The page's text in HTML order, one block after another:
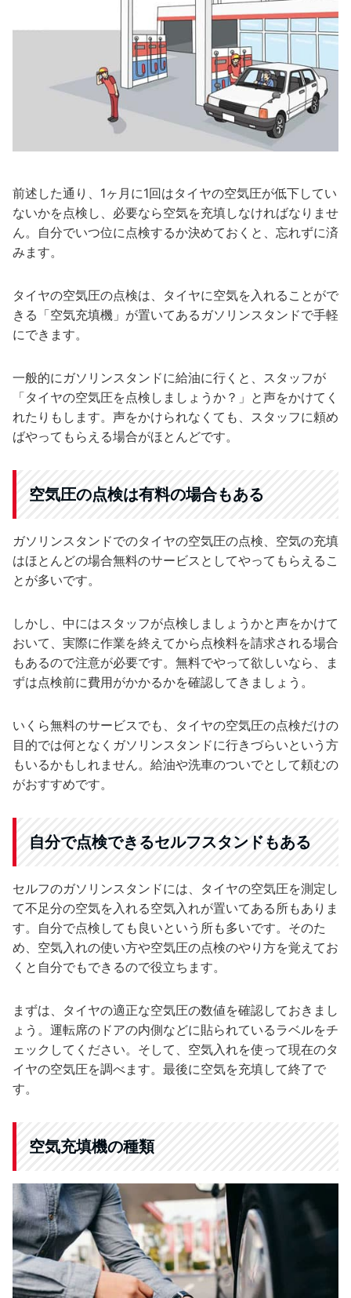
前述した通り、1ヶ月に1回はタイヤの空気圧が低下してい
ないかを点検し、必要なら空気を充填しなければなりませ
ん。自分でいつ位に点検するか決めておくと、忘れずに済
みます。
タイヤの空気圧の点検は、タイヤに空気を入れることがで
きる「空気充填機」が置いてあるガソリンスタンドで手軽
にできます。
一般的にガソリンスタンドに給油に行くと、スタッフが
「タイヤの空気圧を点検しましょうか？」と声をかけてく
れたりもします。声をかけられなくても、スタッフに頼め
ばやってもらえる場合がほとんどです。
空気圧の点検は有料の場合もある
ガソリンスタンドでのタイヤの空気圧の点検、空気の充填
はほとんどの場合無料のサービスとしてやってもらえるこ
とが多いです。
しかし、中にはスタッフが点検しましょうかと声をかけて
おいて、実際に作業を終えてから点検料を請求される場合
もあるので注意が必要です。無料でやって欲しいなら、ま
ずは点検前に費用がかかるかを確認してきましょう。
いくら無料のサービスでも、タイヤの空気圧の点検だけの
目的では何となくガソリンスタンドに行きづらいという方
もいるかもしれません。給油や洗車のついでとして頼むの
がおすすめです。
自分で点検できるセルフスタンドもある
セルフのガソリンスタンドには、タイヤの空気圧を測定し
て不足分の空気を入れる空気入れが置いてある所もありま
す。自分で点検しても良いという所も多いです。そのた
め、空気入れの使い方や空気圧の点検のやり方を覚えてお
くと自分でもできるので役立ちます。
まずは、タイヤの適正な空気圧の数値を確認しておきまし
ょう。運転席のドアの内側などに貼られているラベルをチ
ェックしてください。そして、空気入れを使って現在のタ
イヤの空気圧を調べます。最後に空気を充填して終了で
す。
空気充填機の種類